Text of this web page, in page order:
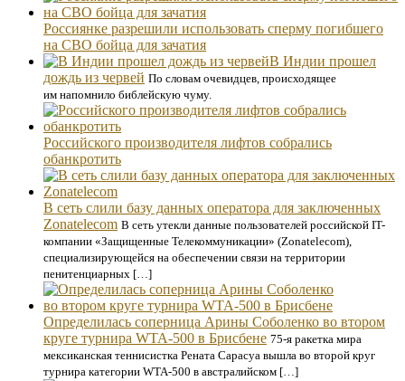
Россиянке разрешили использовать сперму погибшего
на СВО бойца для зачатия
В Индии прошел
дождь из червей По словам очевидцев, происходящее
им напомнило библейскую чуму.
Российского производителя лифтов собрались
обанкротить
В сеть слили базу данных оператора для заключенных
Zonatelecom В сеть утекли данные пользователей российской IT-
компании «Защищенные Телекоммуникации» (Zonatelecom),
специализирующейся на обеспечении связи на территории
пенитенциарных […]
Определилась соперница Арины Соболенко во втором
круге турнира WTA-500 в Брисбене 75-я ракетка мира
мексиканская теннисистка Рената Сарасуа вышла во второй круг
турнира категории WTA-500 в австралийском […]